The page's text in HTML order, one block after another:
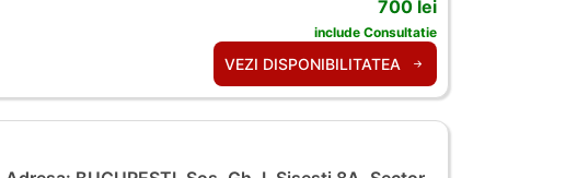
700 lei
include Consultatie
VEZI DISPONIBILITATEA